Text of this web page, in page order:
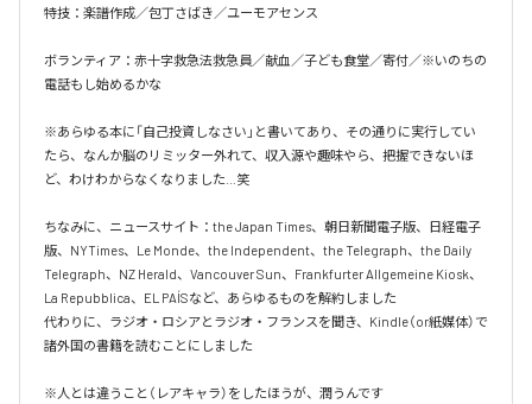
特技：楽譜作成／包丁さばき／ユーモアセンス
ボランティア：赤十字救急法救急員／献血／子ども食堂／寄付／※いのちの
電話もし始めるかな
※あらゆる本に「自己投資しなさい」と書いてあり、その通りに実行してい
たら、なんか脳のリミッター外れて、収入源や趣味やら、把握できないほ
ど、わけわからなくなりました…笑
ちなみに、ニュースサイト：the Japan Times、朝日新聞電子版、日経電子
版、NYTimes、Le Monde、the Independent、the Telegraph、the Daily
Telegraph、NZ Herald、Vancouver Sun、Frankfurter Allgemeine Kiosk、
La Repubblica、EL PAÍSなど、あらゆるものを解約しました
代わりに、ラジオ・ロシアとラジオ・フランスを聞き、Kindle（or紙媒体）で
諸外国の書籍を読むことにしました
※人とは違うこと（レアキャラ）をしたほうが、潤うんです